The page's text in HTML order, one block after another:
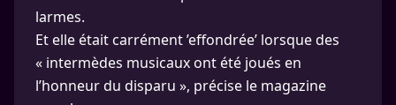
larmes.
Et elle était carrément ’effondrée’ lorsque des
« intermèdes musicaux ont été joués en
l’honneur du disparu », précise le magazine